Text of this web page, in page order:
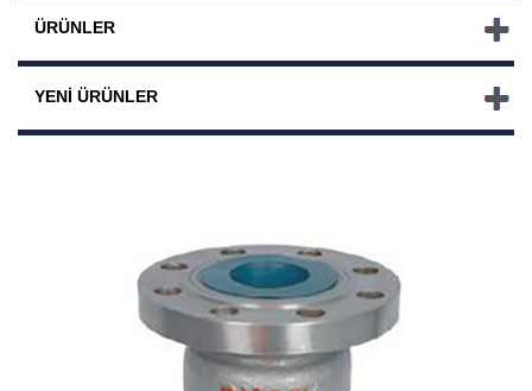
ÜRÜNLER
YENI ÜRÜNLER